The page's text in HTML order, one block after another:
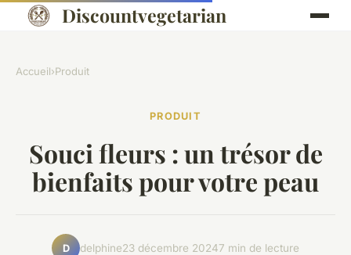
Discountvegetarian
Accueil›Produit
PRODUIT
Souci fleurs : un trésor de
bienfaits pour votre peau
D delphine23 décembre 20247 min de lecture